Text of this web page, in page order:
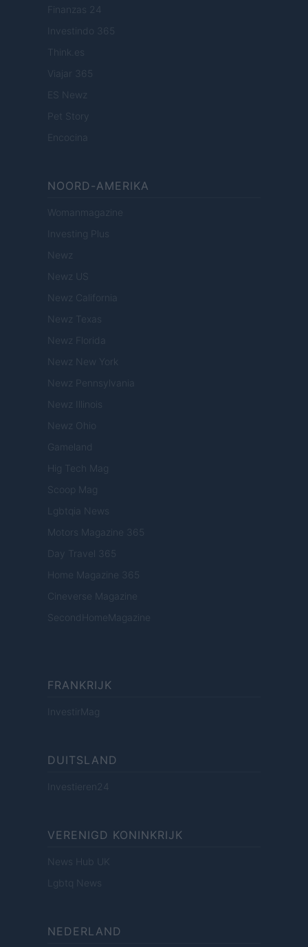
Finanzas 24
Investindo 365
Think.es
Viajar 365
ES Newz
Pet Story
Encocina
NOORD-AMERIKA
Womanmagazine
Investing Plus
Newz
Newz US
Newz California
Newz Texas
Newz Florida
Newz New York
Newz Pennsylvania
Newz Illinois
Newz Ohio
Gameland
Hig Tech Mag
Scoop Mag
Lgbtqia News
Motors Magazine 365
Day Travel 365
Home Magazine 365
Cineverse Magazine
SecondHomeMagazine
FRANKRIJK
InvestirMag
DUITSLAND
Investieren24
VERENIGD KONINKRIJK
News Hub UK
Lgbtq News
NEDERLAND